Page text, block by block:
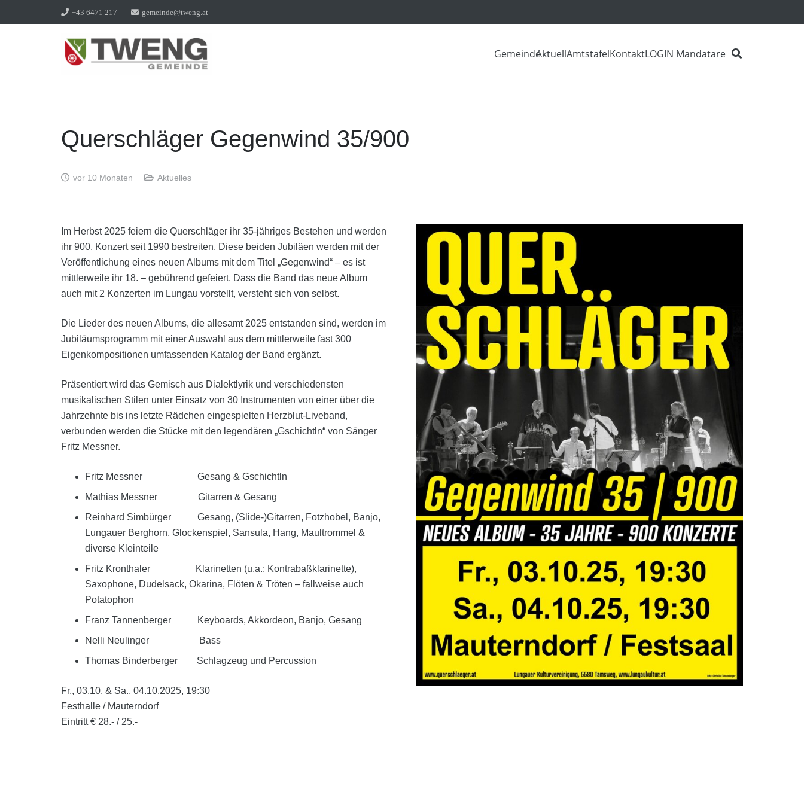
+43 6471 217 gemeinde@tweng.at
GemeindeAktuellAmtstafelKontaktLOGIN Mandatare
Querschläger Gegenwind 35/900
vor 10 Monaten Aktuelles
Im Herbst 2025 feiern die Querschläger ihr 35-jähriges Bestehen und werden
ihr 900. Konzert seit 1990 bestreiten. Diese beiden Jubiläen werden mit der
Veröffentlichung eines neuen Albums mit dem Titel „Gegenwind“ – es ist
mittlerweile ihr 18. – gebührend gefeiert. Dass die Band das neue Album
auch mit 2 Konzerten im Lungau vorstellt, versteht sich von selbst.
Die Lieder des neuen Albums, die allesamt 2025 entstanden sind, werden im
Jubiläumsprogramm mit einer Auswahl aus dem mittlerweile fast 300
Eigenkompositionen umfassenden Katalog der Band ergänzt.
Präsentiert wird das Gemisch aus Dialektlyrik und verschiedensten
musikalischen Stilen unter Einsatz von 30 Instrumenten von einer über die
Jahrzehnte bis ins letzte Rädchen eingespielten Herzblut-Liveband,
verbunden werden die Stücke mit den legendären „Gschichtln“ von Sänger
Fritz Messner.
Fritz Messner Gesang & Gschichtln
Mathias Messner Gitarren & Gesang
Reinhard Simbürger Gesang, (Slide-)Gitarren, Fotzhobel, Banjo,
Lungauer Berghorn, Glockenspiel, Sansula, Hang, Maultrommel &
diverse Kleinteile
Fritz Kronthaler Klarinetten (u.a.: Kontrabaßklarinette),
Saxophone, Dudelsack, Okarina, Flöten & Tröten – fallweise auch
Potatophon
Franz Tannenberger Keyboards, Akkordeon, Banjo, Gesang
Nelli Neulinger Bass
Thomas Binderberger Schlagzeug und Percussion
Fr., 03.10. & Sa., 04.10.2025, 19:30
Festhalle / Mauterndorf
Eintritt € 28.- / 25.-